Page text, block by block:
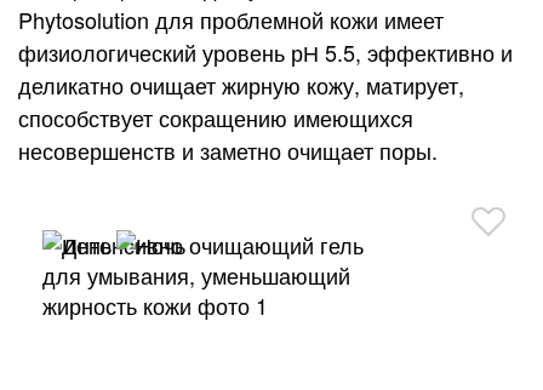
Phytosolution для проблемной кожи имеет
физиологический уровень рН 5.5, эффективно и
деликатно очищает жирную кожу, матирует,
способствует сокращению имеющихся
несовершенств и заметно очищает поры.